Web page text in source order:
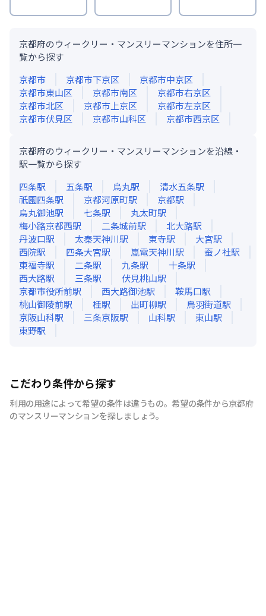
京都府のウィークリー・マンスリーマンションを住所一
覧から探す
京都市
京都市下京区
京都市中京区
京都市東山区
京都市南区
京都市右京区
京都市北区
京都市上京区
京都市左京区
京都市伏見区
京都市山科区 京都市西京区
京都府のウィークリー・マンスリーマンションを沿線・
駅一覧から探す
四条駅 五条駅 烏丸駅 清水五条駅
祇園四条駅 京都河原町駅 京都駅
烏丸御池駅 七条駅 丸太町駅
梅小路京都西駅 二条城前駅 北大路駅
丹波口駅 太秦天神川駅 東寺駅 大宮駅
西院駅 四条大宮駅 嵐電天神川駅 蚕ノ社駅
東福寺駅 二条駅 九条駅 十条駅
西大路駅 三条駅 伏見桃山駅
京都市役所前駅 西大路御池駅 鞍馬口駅
桃山御陵前駅 桂駅 出町柳駅 鳥羽街道駅
京阪山科駅 三条京阪駅 山科駅 東山駅
東野駅
こだわり条件から探す
利用の用途によって希望の条件は違うもの。希望の条件から京都府
のマンスリーマンションを探しましょう。